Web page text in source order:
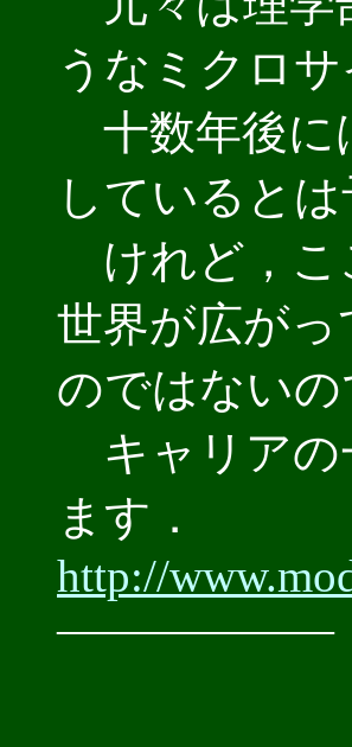
うなミクロ
十数年後に
していると
けれど，こ
世界が広が
のではないの
キャリアの
ます．
http://
――――――